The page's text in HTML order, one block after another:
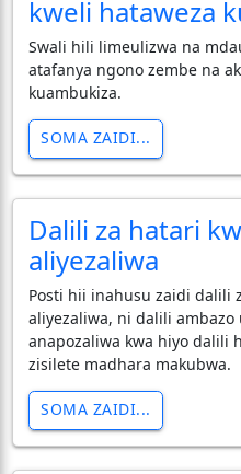
kweli hataweza
Swali hili limeulizwa na
atafanya ngono zembe na
kuambukiza.
SOMA ZAIDI...
Dalili za hatari
aliyezaliwa
Posti hii inahusu zaidi dalili
aliyezaliwa, ni dalili
anapozaliwa kwa hiyo dalili
zisilete madhara makubwa.
SOMA ZAIDI...